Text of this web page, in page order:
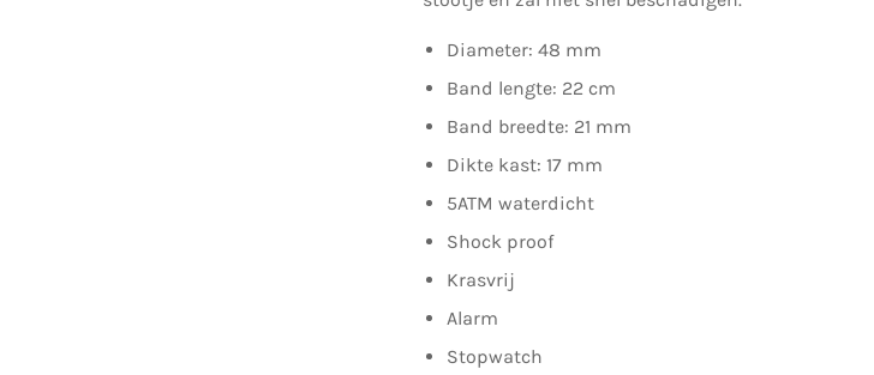
Diameter: 48 mm
Band lengte: 22 cm
Band breedte: 21 mm
Dikte kast: 17 mm
5ATM waterdicht
Shock proof
Krasvrij
Alarm
Stopwatch